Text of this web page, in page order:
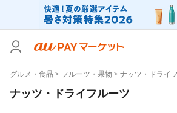
グルメ・食品 フルーツ・果物 ナッツ・ドライ
ナッツ・ドライフルーツ
カテゴリ
価格